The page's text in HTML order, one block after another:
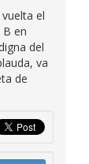
el
en
del
va
de